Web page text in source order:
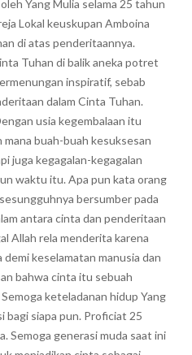
Yang Mulia selama 25 tahun
Lokal keuskupan Amboina
di atas penderitaannya.
Tuhan di balik aneka potret
inspiratif, sebab
dalam Cinta Tuhan.
usia kegembalaan itu
buah-buah kesuksesan
juga kegagalan-kegagalan
waktu itu. Apa pun kata orang
bersumber pada
antara cinta dan penderitaan
Allah rela menderita karena
keselamatan manusia dan
bahwa cinta itu sebuah
keteladanan hidup Yang
bagi siapa pun. Proficiat 25
Semoga generasi muda saat ini